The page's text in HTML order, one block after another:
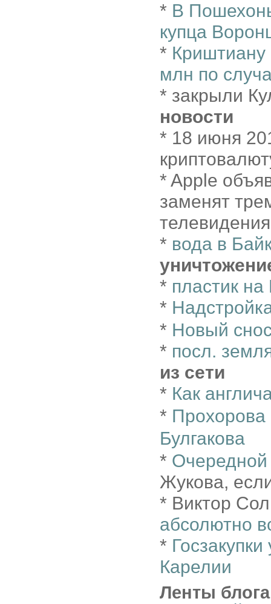
* В
купца
*
млн по
* закрыли
новости
* 18 июня
* Apple
заменят
* вода в
* пластик
*
* Новый
* посл.
из сети
* Как
*
Булгакова
* Очередной
Жукова,
* Виктор
абсолютно
*
Карелии
Ленты